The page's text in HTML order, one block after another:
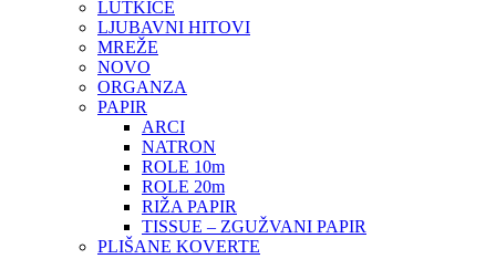
LUTKICE
LJUBAVNI HITOVI
MREŽE
NOVO
ORGANZA
PAPIR
ARCI
NATRON
ROLE 10m
ROLE 20m
RIŽA PAPIR
TISSUE – ZGUŽVANI PAPIR
PLIŠANE KOVERTE